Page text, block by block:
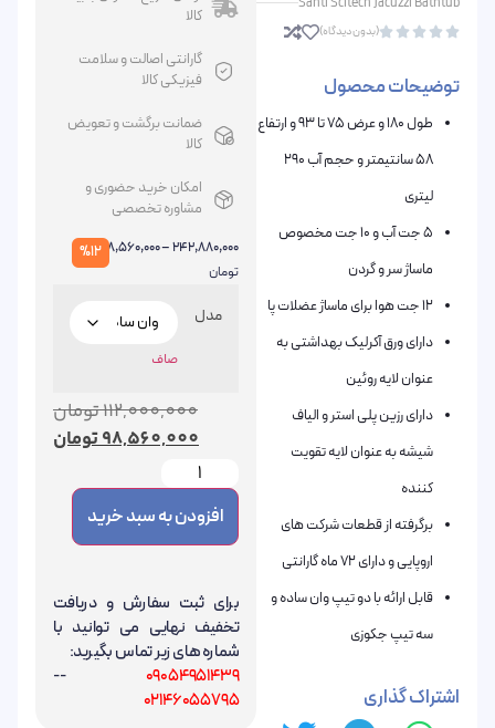



 (بدون دیدگاه)
توضیحات محصول
طول 180 و عرض 75 تا 93 و ارتفاع
58 سانتیمتر و حجم آب 290
لیتری
5 جت آب و 10 جت مخصوص
ماساژ سر و گردن
12 جت هوا برای ماساژ عضلات پا
دارای ورق آکرلیک بهداشتی به
عنوان لایه روئین
دارای رزین پلی استر و الیاف
شیشه به عنوان لایه تقویت
کننده
برگرفته از قطعات شرکت های
اروپایی و دارای 72 ماه گارانتی
قابل ارائه با دو تیپ وان ساده و
سه تیپ جکوزی
اشتراک گذاری
کالا
گارانتی اصالت و سلامت
فیزیکی کالا
ضمانت برگشت و تعویض
کالا
امکان خرید حضوری و
مشاوره تخصصی
242,880,000
–
98,560,000
تومان
%12
مدل
صاف
112,000,000تومان
98,560,000تومان
افزودن به سبد خرید
برای ثبت سفارش و دریافت
تخفیف نهایی می توانید با
شماره های زیر تماس بگیرید:
09054951439
--
02146055795